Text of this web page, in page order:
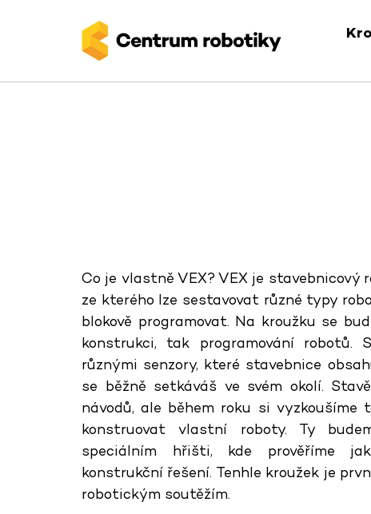
Co je vlastně VEX? VEX je stavebnicový
ze kterého lze sestavovat různé typy
blokově programovat. Na kroužku se
konstrukci, tak programování robotů.
různými senzory, které stavebnice
se běžně setkáváš ve svém okolí.
návodů, ale během roku si vyzkoušíme
konstruovat vlastní roboty. Ty
speciálním hřišti, kde prověříme
konstrukční řešení. Tenhle kroužek je
robotickým soutěžím.